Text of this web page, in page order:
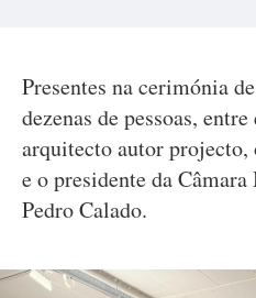
Presentes na cerimónia
dezenas de pessoas,
arquitecto autor projecto,
e o presidente da
Pedro Calado.